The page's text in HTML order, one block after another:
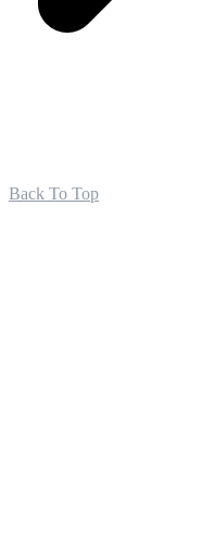
Back To Top